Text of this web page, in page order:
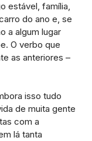
estável, família,
do ano e, se
a algum lugar
O verbo que
as anteriores –
isso tudo
de muita gente
com a
lá tanta